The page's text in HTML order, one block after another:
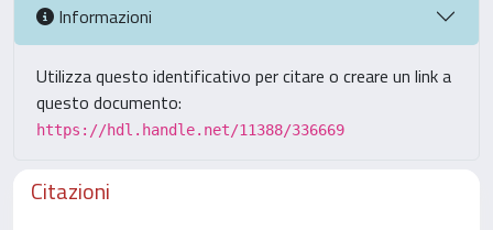
Informazioni
Utilizza questo identificativo per citare o creare un link a
questo documento:
https://hdl.handle.net/11388/336669
Citazioni